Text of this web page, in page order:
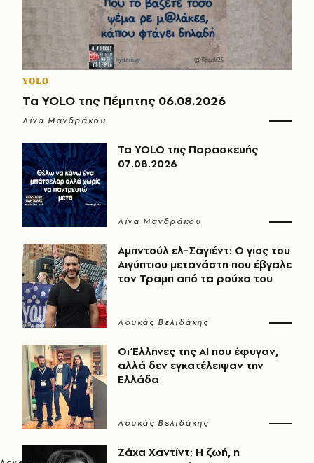
YOLO
Τα YOLO της Πέμπτης 06.08.2026
Λίνα Μανδράκου
Τα YOLO της Παρασκευής
07.08.2026
Λίνα Μανδράκου
Αμπντούλ ελ-Σαγιέντ: Ο γιος του
Αιγύπτιου μετανάστη που έβγαλε
τον Τραμπ από τα ρούχα του
Λουκάς Βελιδάκης
Οι Έλληνες της ΑΙ που έφυγαν,
αλλά δεν εγκατέλειψαν την
Ελλάδα
Λουκάς Βελιδάκης
Ζάχα Χαντίντ: Η ζωή, η